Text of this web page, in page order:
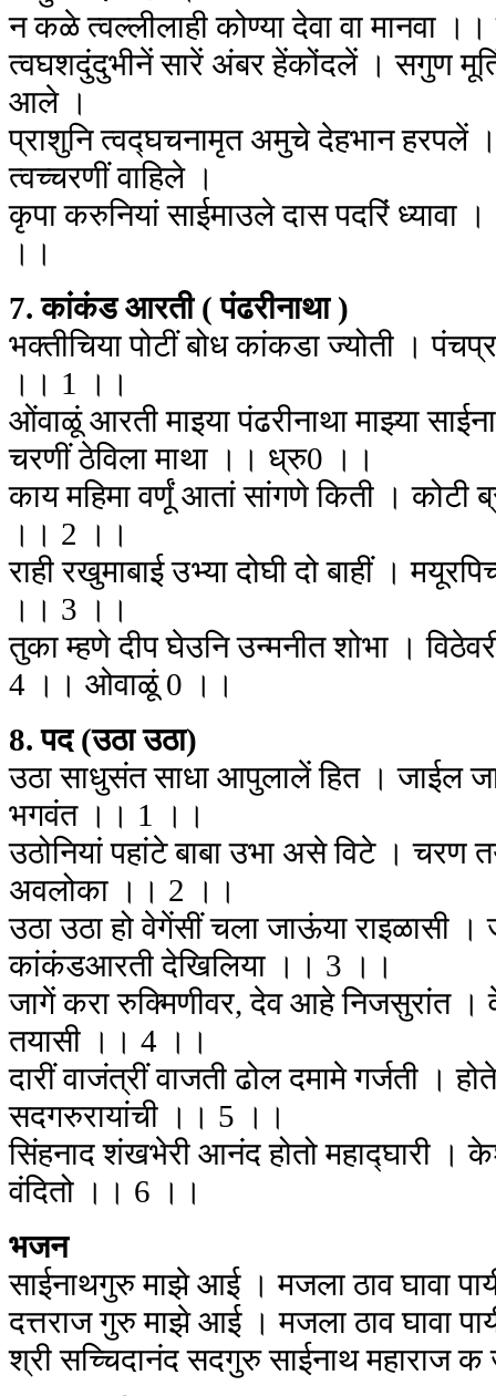
न कळे त्वल्लीलाही कोण्या देवा वा मानवा
त्वघशदुंदुभीनें सारें अंबर हेंकोंदलें । सगुण
आले ।
प्राशुनि त्वद्घचनामृत अमुचे देहभान हरपलें ।
त्वच्चरणीं वाहिले ।
कृपा करुनियां साईमाउले दास पदरिं
।।
7. कांकंड आरती ( पंढरीनाथा )
भक्तीचिया पोटीं बोध कांकडा ज्योती ।
।। 1 ।।
ओंवाळूं आरती माइया पंढरीनाथा माझ्या
चरणीं ठेविला माथा ।। ध्रु0 ।।
काय महिमा वर्णूं आतां सांगणे किती । कोटी
।। 2 ।।
राही रखुमाबाई उभ्या दोघी दो बाहीं ।
।। 3 ।।
तुका म्हणे दीप घेउनि उन्मनीत शोभा ।
4 ।। ओवाळूं 0 ।।
8. पद (उठा उठा)
उठा साधुसंत साधा आपुलालें हित । जाईल
भगवंत ।। 1 ।।
उठोनियां पहांटे बाबा उभा असे विटे । चरण
अवलोका ।। 2 ।।
उठा उठा हो वेगेंसीं चला जाऊंया राइळासी ।
कांकंडआरती देखिलिया ।। 3 ।।
जागें करा रुक्मिणीवर, देव आहे निजसुरांत ।
तयासी ।। 4 ।।
दारीं वाजंत्रीं वाजती ढोल दमामे गर्जती ।
सदगरुरायांची ।। 5 ।।
सिंहनाद शंखभेरी आनंद होतो महाद्घारी ।
वंदितो ।। 6 ।।
भजन
साईनाथगुरु माझे आई । मजला ठाव घावा
दत्तराज गुरु माझे आई । मजला ठाव घावा
श्री सच्चिदानंद सदगुरु साईनाथ महाराज